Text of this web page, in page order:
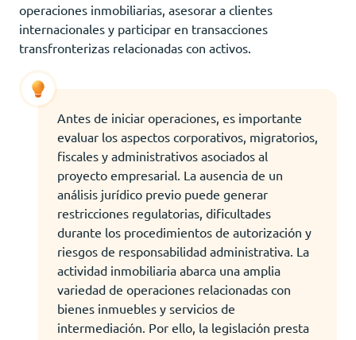
operaciones inmobiliarias, asesorar a clientes
internacionales y participar en transacciones
transfronterizas relacionadas con activos.
Antes de iniciar operaciones, es importante
evaluar los aspectos corporativos, migratorios,
fiscales y administrativos asociados al
proyecto empresarial. La ausencia de un
análisis jurídico previo puede generar
restricciones regulatorias, dificultades
durante los procedimientos de autorización y
riesgos de responsabilidad administrativa. La
actividad inmobiliaria abarca una amplia
variedad de operaciones relacionadas con
bienes inmuebles y servicios de
intermediación. Por ello, la legislación presta